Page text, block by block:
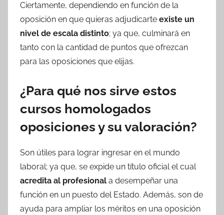
Ciertamente, dependiendo en función de la
oposición en que quieras adjudicarte existe un
nivel de escala distinto; ya que, culminará en
tanto con la cantidad de puntos que ofrezcan
para las oposiciones que elijas.
¿Para qué nos sirve estos
cursos homologados
oposiciones y su valoración?
Son útiles para lograr ingresar en el mundo
laboral; ya que, se expide un título oficial el cual
acredita al profesional a desempeñar una
función en un puesto del Estado. Además, son de
ayuda para ampliar los méritos en una oposición